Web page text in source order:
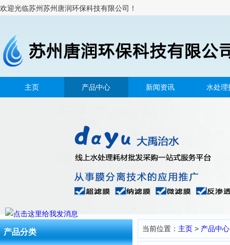
欢迎光临苏州苏州唐润环保科技有限公司！
主页 产品中心 新闻资讯 水处理
当前位置： 主页 > 产品中心
产品分类